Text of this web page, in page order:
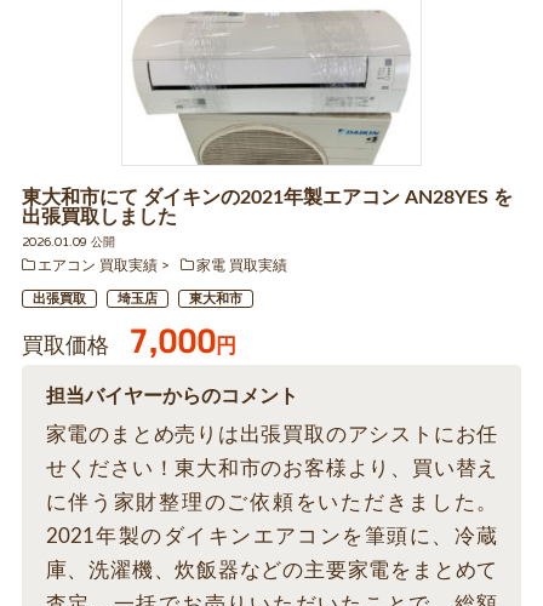
東大和市にて ダイキンの2021年製エアコン AN28YES を
出張買取しました
2026.01.09 公開
エアコン 買取実績
家電 買取実績
出張買取 埼玉店 東大和市
買取価格 7,000円
担当バイヤーからのコメント
家電のまとめ売りは出張買取のアシストにお任
せください！東大和市のお客様より、買い替え
に伴う家財整理のご依頼をいただきました。
2021年製のダイキンエアコンを筆頭に、冷蔵
庫、洗濯機、炊飯器などの主要家電をまとめて